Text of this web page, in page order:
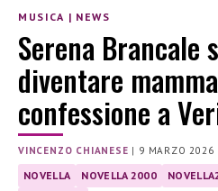
MUSICA | NEWS
Serena Brancale
diventare
confessione a
VINCENZO CHIANESE | 9 MARZO 2026
NOVELLA NOVELLA 2000